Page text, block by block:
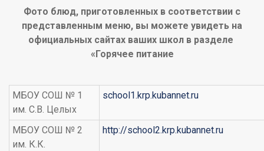
Фото блюд, приготовленных в соответствии с
представленным меню, вы можете увидеть на
официальных сайтах ваших школ в разделе
«Горячее питание
МБОУ СОШ № 1
им. С.В. Целых
school1.krp.kubannet.ru
МБОУ СОШ № 2
им. К.К.
http://school2.krp.kubannet.ru